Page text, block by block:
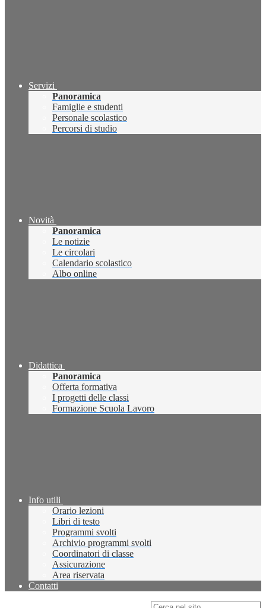
Servizi
Panoramica
Famiglie e studenti
Personale scolastico
Percorsi di studio
Novità
Panoramica
Le notizie
Le circolari
Calendario scolastico
Albo online
Didattica
Panoramica
Offerta formativa
I progetti delle classi
Formazione Scuola Lavoro
Info utili
Orario lezioni
Libri di testo
Programmi svolti
Archivio programmi svolti
Coordinatori di classe
Assicurazione
Area riservata
Contatti